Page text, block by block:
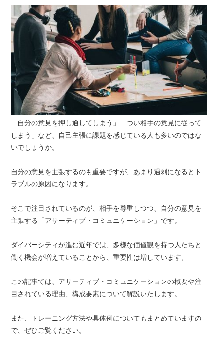
「自分の意見を押し通してしまう」「つい相手の意見に従って
しまう」など、自己主張に課題を感じている人も多いのではな
いでしょうか。
自分の意見を主張するのも重要ですが、あまり過剰になるとト
ラブルの原因になります。
そこで注目されているのが、相手を尊重しつつ、自分の意見を
主張する「アサーティブ・コミュニケーション」です。
ダイバーシティが進む近年では、多様な価値観を持つ人たちと
働く機会が増えていることから、重要性は増しています。
この記事では、アサーティブ・コミュニケーションの概要や注
目されている理由、構成要素について解説いたします。
また、トレーニング方法や具体例についてもまとめていますの
で、ぜひご覧ください。